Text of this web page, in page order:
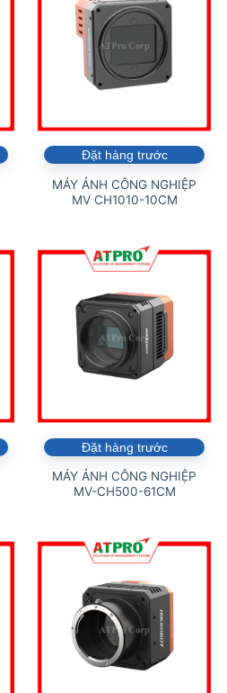
Đặt hàng trước
MÁY ẢNH CÔNG NGHIỆP
MV CH1010-10CM
Đặt hàng trước
MÁY ẢNH CÔNG NGHIỆP
MV-CH500-61CM